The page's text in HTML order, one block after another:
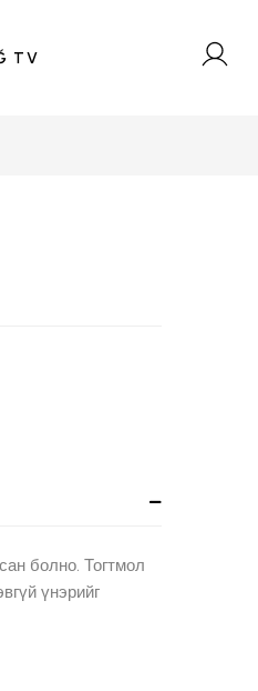
TV
болно. Тогтмол
үнэрийг